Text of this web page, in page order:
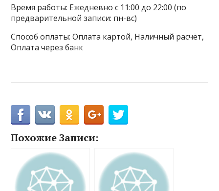
Время работы: Ежедневно с 11:00 до 22:00 (по
предварительной записи: пн-вс)
Способ оплаты: Оплата картой, Наличный расчёт,
Оплата через банк
Похожие Записи: